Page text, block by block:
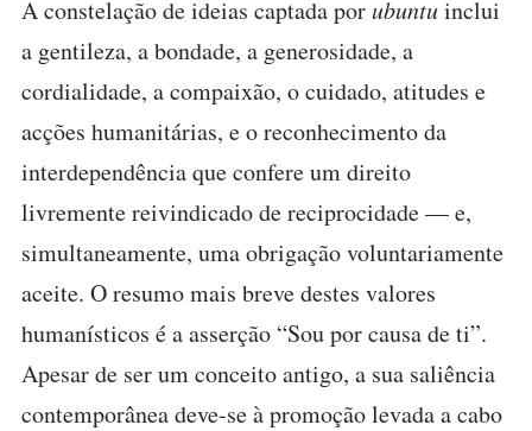
A constelação de ideias captada porubuntuinclui
a gentileza, a bondade, a generosidade, a
cordialidade, a compaixão, o cuidado, atitudes e
acções humanitárias, e o reconhecimento da
interdependência que confere um direito
livremente reivindicado de reciprocidade — e,
simultaneamente, uma obrigação voluntariamente
aceite. O resumo mais breve destes valores
humanísticos é a asserção “Sou por causa de ti”.
Apesar de ser um conceito antigo, a sua saliência
contemporânea deve-se à promoção levada a cabo